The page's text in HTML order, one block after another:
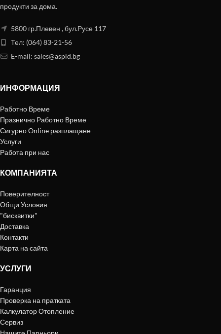
продукти за дома.
5800 гр.Плевен , бул.Русе 117
Тел: (064) 83-21-56
E-mail: sales@aspid.bg
ИНФОРМАЦИЯ
Работно Време
Празнично Работно Време
Сигурно Online разплащане
Услуги
Работа при нас
КОМПАНИЯТА
Поверителност
Общи Условия
"бисквитки"
Доставка
Контакти
Карта на сайта
УСЛУГИ
Гаранция
Проверка на пратката
Калкулатор Отопление
Сервиз